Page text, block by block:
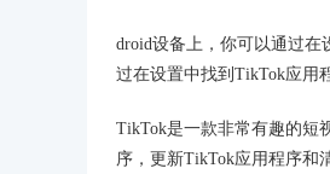
droid设备上，你可以通过在
过在设置中找到TikTok应用
TikTok是一款非常有趣的短
序，更新TikTok应用程序和